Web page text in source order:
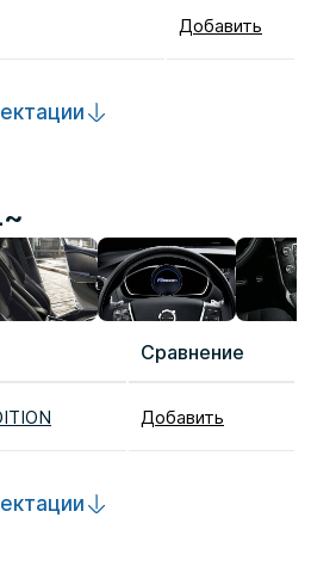
Добавить
Сравнение
Добавить